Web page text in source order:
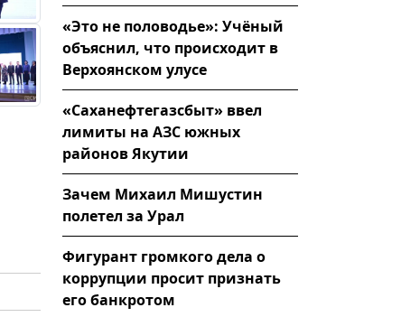
«Это не половодье»: Учёный
объяснил, что происходит в
Верхоянском улусе
«Саханефтегазсбыт» ввел
лимиты на АЗС южных
районов Якутии
Зачем Михаил Мишустин
полетел за Урал
Фигурант громкого дела о
коррупции просит признать
его банкротом